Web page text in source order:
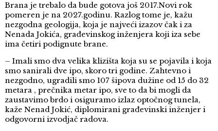
Brana je trebalo da bude gotova još 2017.Novi rok
pomeren je na 2027.godinu. Razlog tome je, kažu
nezgodna geologija, koja je najveći izazov čak i za
Nenada Jokića, građevinskog inženjera koji iza sebe
ima četiri podignute brane.
– Imali smo dva velika klizišta koja su se pojavila i koja
smo sanirali dve ipo, skoro tri godine. Zahtevno i
nezgodno, ugradili smo 107 šipova dužine od 15 do 32
metara , prečnika metar ipo, sve to da bi mogli da
zaustavimo brdo i osiguramo izlaz optočnog tunela,
kaže Nenad Jokić, diplomirani građevinski inženjer i
odgovorni izvodjač radova.